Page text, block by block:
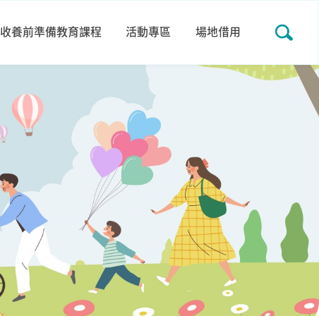
收養前準備教育課程 活動專區 場地借用